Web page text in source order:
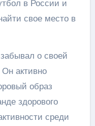
в России и
свое место в
о своей
активно
образ
здорового
среди